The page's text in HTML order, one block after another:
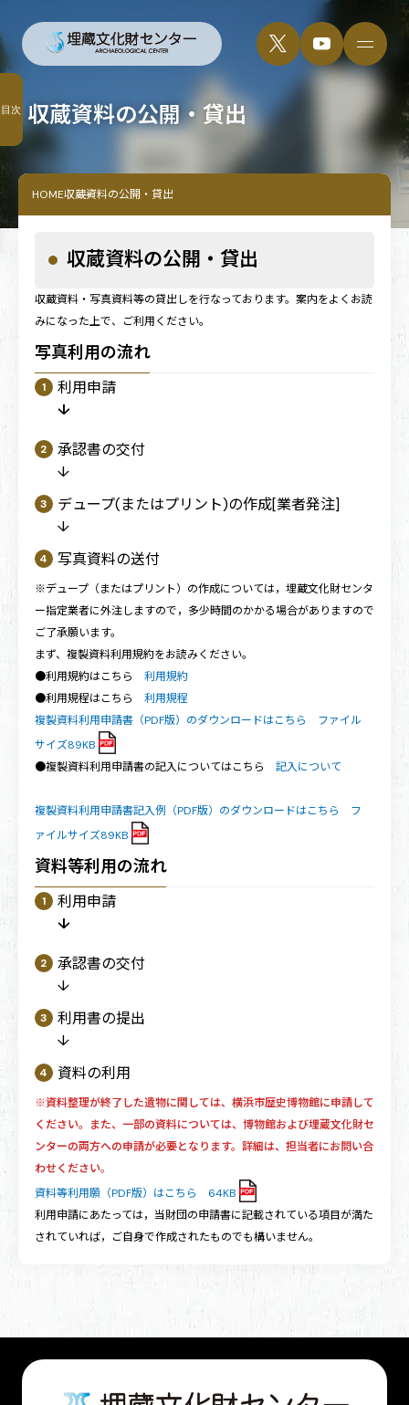
収蔵資料の公開・貸出
HOME収蔵資料の公開・貸出
収蔵資料の公開・貸出
収蔵資料・写真資料等の貸出しを行なっております。案内をよくお読
みになった上で、ご利用ください。
写真利用の流れ
利用申請
↓
承認書の交付
↓
デュープ(またはプリント)の作成[業者発注]
↓
写真資料の送付
※デュープ（またはプリント）の作成については，埋蔵文化財センタ
ー指定業者に外注しますので，多少時間のかかる場合がありますので
ご了承願います。
まず、複製資料利用規約をお読みください。
●利用規約はこちら 利用規約
●利用規程はこちら 利用規程
複製資料利用申請書（PDF版）のダウンロードはこちら ファイル
サイズ89KB
●複製資料利用申請書の記入についてはこちら 記入について
複製資料利用申請書記入例（PDF版）のダウンロードはこちら フ
ァイルサイズ89KB
資料等利用の流れ
利用申請
↓
承認書の交付
↓
利用書の提出
↓
資料の利用
※資料整理が終了した遺物に関しては、横浜市歴史博物館に申請して
ください。また、一部の資料については、博物館および埋蔵文化財セ
ンターの両方への申請が必要となります。詳細は、担当者にお問い合
わせください。
資料等利用願（PDF版）はこちら 64KB
利用申請にあたっては，当財団の申請書に記載されている項目が満た
されていれば，ご自身で作成されたものでも構いません。
目次